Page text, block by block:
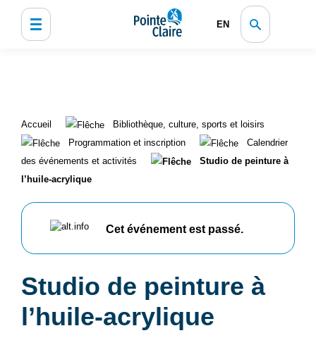
EN
Accueil
Bibliothèque, culture, sports et loisirs
Programmation et inscription
Calendrier
des événements et activités
Studio de peinture à
l’huile-acrylique
Cet événement est passé.
Studio de peinture à
l’huile-acrylique